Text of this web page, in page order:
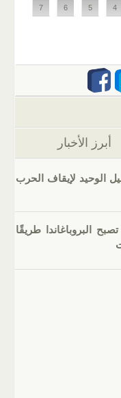
4
5
6
7
النشطة)
أبرز الأخبار
الوحيد لإيقاف الحرب
البروباغاندا طريقًا